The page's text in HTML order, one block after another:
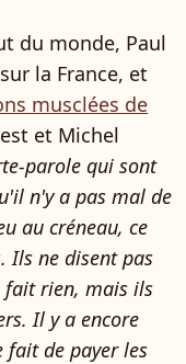
du monde, Paul
la France, et
musclées de
et Michel
parole qui sont
n'y a pas mal de
au créneau, ce
Ils ne disent pas
fait rien, mais ils
Il y a encore
fait de payer les